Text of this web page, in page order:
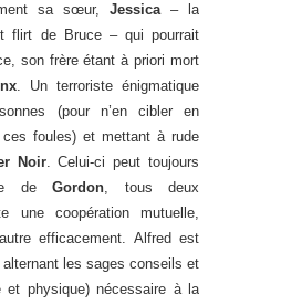
sa sœur, Jessica– la
flirt de Bruce – qui pourrait
son frère étant à priori mort
. Un terroriste énigmatique
(pour n’en cibler en
ces foules) et mettant à rude
Noir. Celui-ci peut toujours
de Gordon, tous deux
une coopération mutuelle,
efficacement. Alfred est
les sages conseils et
et physique) nécessaire à la